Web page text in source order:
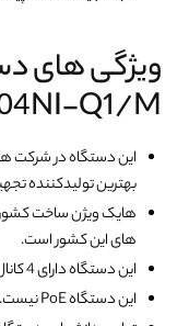
Q1/M
این دستگاه در شرکت
بهترین تولیدکننده
هایک ویژن ساخت کشور
های این کشور است.
این دستگاه دارای 4 کانال تصویر است.
این دستگاه PoE نیست.